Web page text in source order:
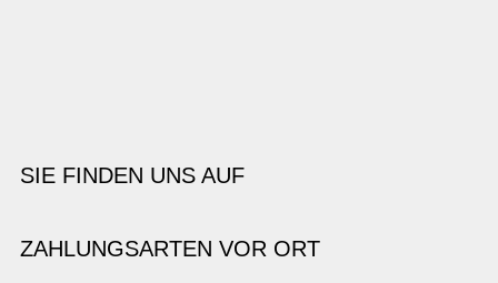
SIE FINDEN UNS AUF
ZAHLUNGSARTEN VOR ORT